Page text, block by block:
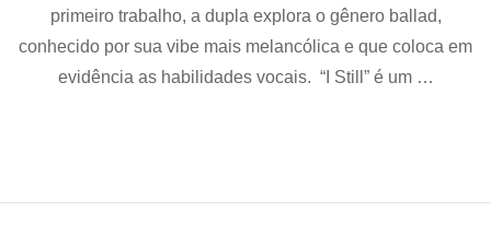
(IMFACT)
como
dueto
primeiro trabalho, a dupla explora o gênero ballad,
conhecido por sua vibe mais melancólica e que coloca em
evidência as habilidades vocais. “I Still” é um …